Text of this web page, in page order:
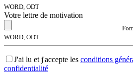
WORD, ODT
Votre lettre de motivation
WORD, ODT
J'ai lu et j'accepte les conditions
confidentialité